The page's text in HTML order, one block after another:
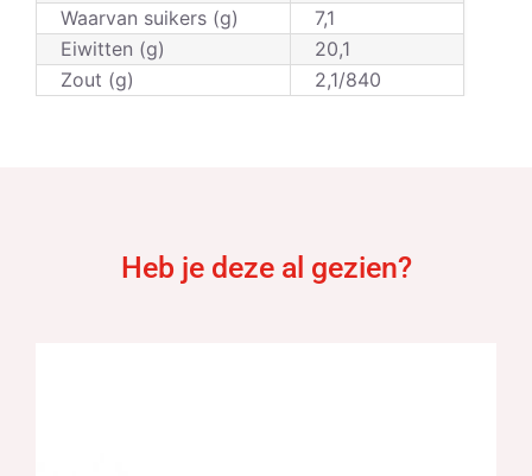
Waarvan suikers (g)
7,1
Eiwitten (g)
20,1
Zout (g)
2,1/840
Heb je deze al gezien?